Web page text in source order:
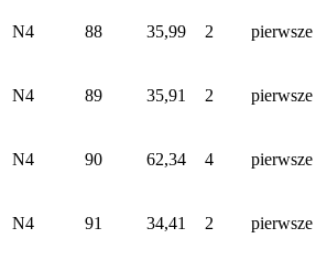
N4 88 35,99 2 pierwsze
N4 89 35,91 2 pierwsze
N4 90 62,34 4 pierwsze
N4 91 34,41 2 pierwsze